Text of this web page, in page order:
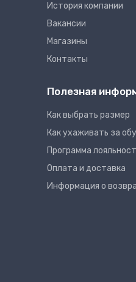
Иcтория компании
Вакансии
Магазины
Контакты
Полезная
Как выбрать размер
Как ухаживать за
Программа
Оплата и доставка
Информация о